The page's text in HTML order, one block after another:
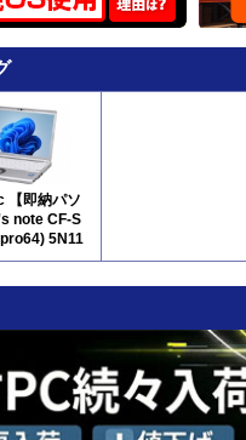
【即納パソ
note CF-S
5N11